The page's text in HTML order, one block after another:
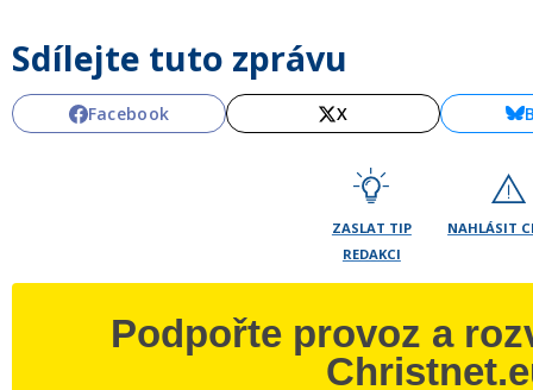
Sdílejte tuto zprávu
Facebook X
ZASLAT TIP
REDAKCI
NAHLÁSIT